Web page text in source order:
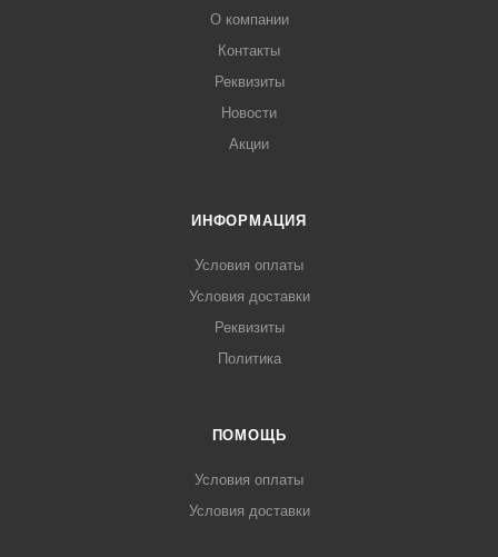
О компании
Контакты
Реквизиты
Новости
Акции
ИНФОРМАЦИЯ
Условия оплаты
Условия доставки
Реквизиты
Политика
ПОМОЩЬ
Условия оплаты
Условия доставки